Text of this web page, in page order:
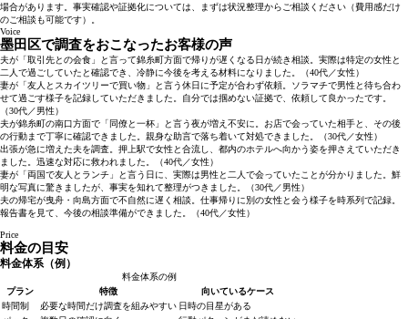
場合があります。事実確認や証拠化については、まずは状況整理からご相談ください（費用感だけ
のご相談も可能です）。
Voice
墨田区で調査をおこなったお客様の声
夫が「取引先との会食」と言って錦糸町方面で帰りが遅くなる日が続き相談。実際は特定の女性と
二人で過ごしていたと確認でき、冷静に今後を考える材料になりました。（40代／女性）
妻が「友人とスカイツリーで買い物」と言う休日に予定が合わず依頼。ソラマチで男性と待ち合わ
せて過ごす様子を記録していただきました。自分では掴めない証拠で、依頼して良かったです。
（30代／男性）
夫が錦糸町の南口方面で「同僚と一杯」と言う夜が増え不安に。お店で会っていた相手と、その後
の行動まで丁寧に確認できました。親身な助言で落ち着いて対処できました。（30代／女性）
出張が急に増えた夫を調査。押上駅で女性と合流し、都内のホテルへ向かう姿を押さえていただき
ました。迅速な対応に救われました。（40代／女性）
妻が「両国で友人とランチ」と言う日に、実際は男性と二人で会っていたことが分かりました。鮮
明な写真に驚きましたが、事実を知れて整理がつきました。（30代／男性）
夫の帰宅が曳舟・向島方面で不自然に遅く相談。仕事帰りに別の女性と会う様子を時系列で記録。
報告書を見て、今後の相談準備ができました。（40代／女性）
Price
料金の目安
料金体系（例）
料金体系の例
プラン
特徴
向いているケース
時間制
必要な時間だけ調査を組みやすい 日時の目星がある